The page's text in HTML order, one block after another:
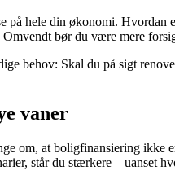
på hele din økonomi.
bør du være mere
behov: Skal du på sigt
vaner
om, at boligfinansiering
står du stærkere – uanset